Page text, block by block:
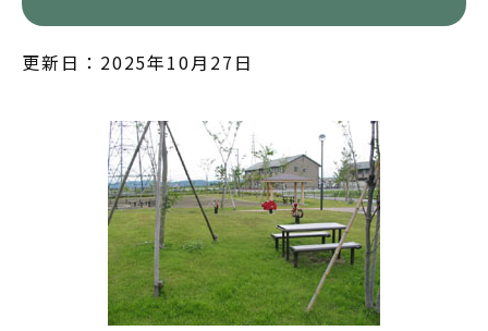
更新日：2025年10月27日